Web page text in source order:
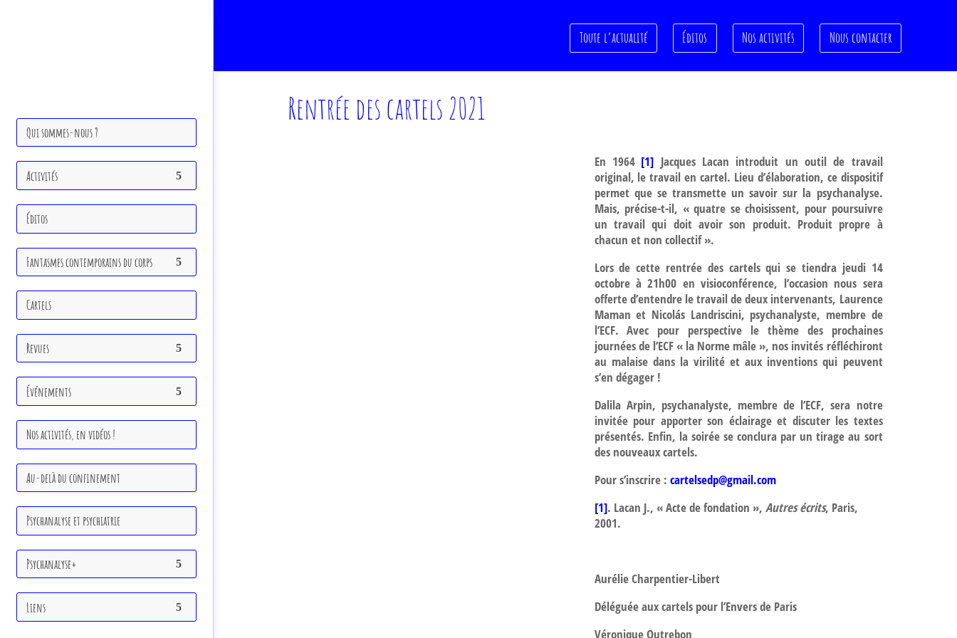
Qui sommes-nous ?
Activités
Éditos
Fantasmes contemporains du corps
Cartels
Revues
Événements
Nos activités, en vidéos !
Au-delà du confinement
Psychanalyse et psychiatrie
Psychanalyse+
Liens
Toute l’actualité Éditos Nos activités Nous contacter
Rentrée des cartels 2021
En 1964 [1] Jacques Lacan introduit un outil de travail
original, le travail en cartel. Lieu d’élaboration, ce dispositif
permet que se transmette un savoir sur la psychanalyse.
Mais, précise-t-il, « quatre se choisissent, pour poursuivre
un travail qui doit avoir son produit. Produit propre à
chacun et non collectif ».
Lors de cette rentrée des cartels qui se tiendra jeudi 14
octobre à 21h00 en visioconférence, l’occasion nous sera
offerte d’entendre le travail de deux intervenants, Laurence
Maman et Nicolás Landriscini, psychanalyste, membre de
l’ECF. Avec pour perspective le thème des prochaines
journées de l’ECF « la Norme mâle », nos invités réfléchiront
au malaise dans la virilité et aux inventions qui peuvent
s’en dégager !
Dalila Arpin, psychanalyste, membre de l’ECF, sera notre
invitée pour apporter son éclairage et discuter les textes
présentés. Enfin, la soirée se conclura par un tirage au sort
des nouveaux cartels.
Pour s’inscrire : cartelsedp@gmail.com
[1]. Lacan J., « Acte de fondation », Autres écrits, Paris,
2001.
Aurélie Charpentier-Libert
Déléguée aux cartels pour l’Envers de Paris
Véronique Outrebon